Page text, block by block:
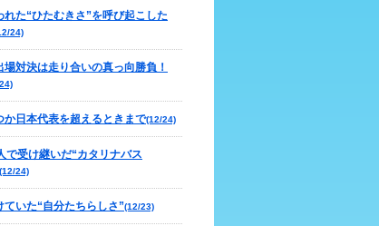
れた“ひたむきさ”を呼び起こした
24)
場対決は走り合いの真っ向勝負！
か日本代表を超えるときまで(12/24)
で受け継いだ“カタリナバス
(12/24)
ていた“自分たちらしさ”(12/23)